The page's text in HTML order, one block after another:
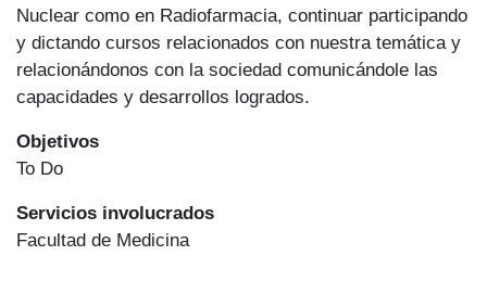
Nuclear como en Radiofarmacia, continuar participando
y dictando cursos relacionados con nuestra temática y
relacionándonos con la sociedad comunicándole las
capacidades y desarrollos logrados.
Objetivos
To Do
Servicios involucrados
Facultad de Medicina